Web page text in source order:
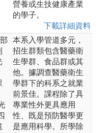
營養或生技健康產業
的學子。
下載詳細資料
本系入學管道多元，
招生群類包含醫藥衛
生學群、食品群或其
他。據調查醫藥衛生
學群下的科系之就業
前景佳。課程除了具
專業性外更具應用
性、既是預防醫學更
是應用科學。所學除